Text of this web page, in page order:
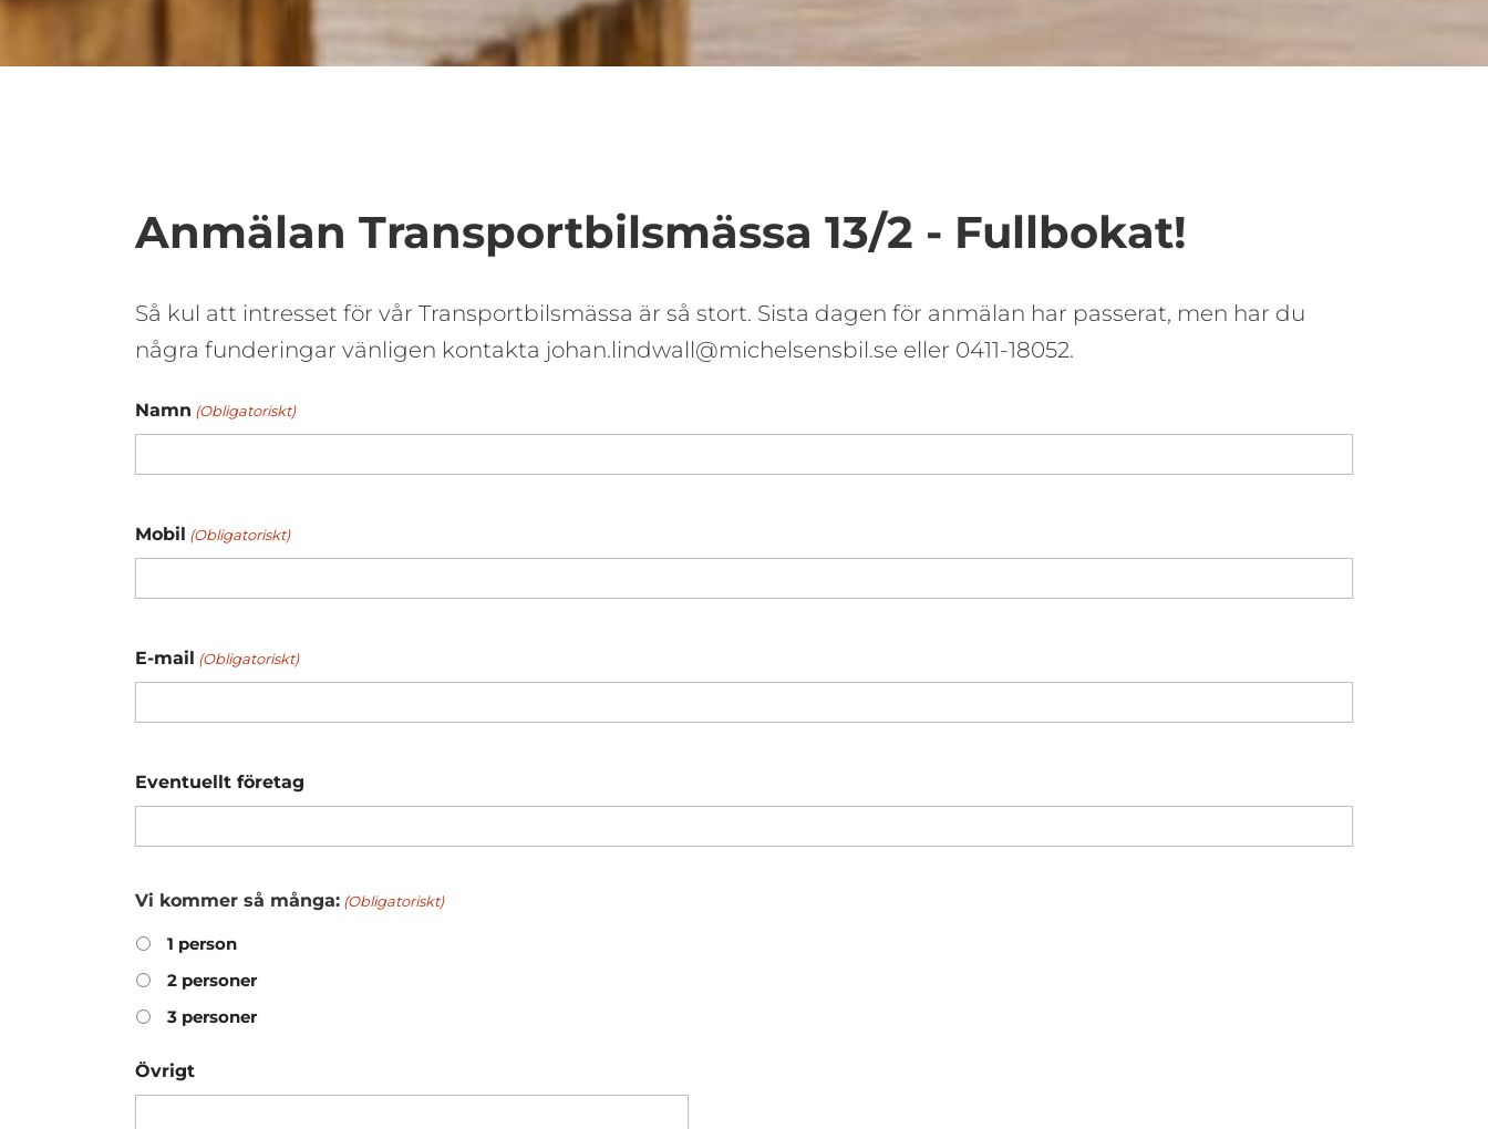
Anmälan Transportbilsmässa 13/2 - Fullbokat!
Så kul att intresset för vår Transportbilsmässa är så stort. Sista dagen för anmälan har passerat, men har du
några funderingar vänligen kontakta johan.lindwall@michelsensbil.se eller 0411-18052.
Namn (Obligatoriskt)
Mobil (Obligatoriskt)
E-mail (Obligatoriskt)
Eventuellt företag
Vi kommer så många: (Obligatoriskt)
1 person
2 personer
3 personer
Övrigt